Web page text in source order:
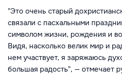
"Это очень старый
связали с пасхальными
символом жизни, рождения и
Видя, насколько велик мир и
нем участвует, я заряжаюсь
большая радость", — отмечает